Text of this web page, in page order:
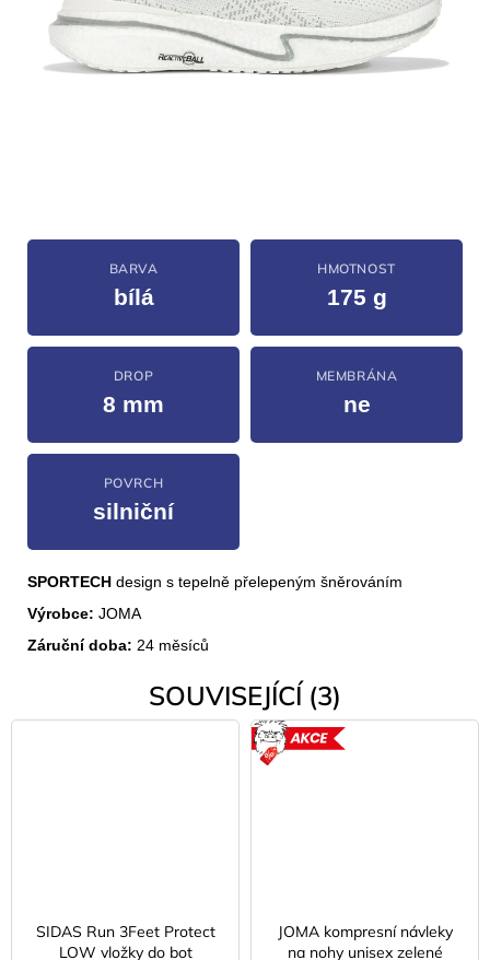
BARVA
bílá
HMOTNOST
175 g
DROP
8 mm
MEMBRÁNA
ne
POVRCH
silniční
SPORTECH design s tepelně přelepeným šněrováním
Výrobce: JOMA
Záruční doba: 24 měsíců
SOUVISEJÍCÍ (3)
SIDAS Run 3Feet Protect
LOW vložky do bot
JOMA kompresní návleky
na nohy unisex zelené